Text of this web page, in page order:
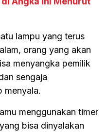
lampu yang terus
orang yang akan
menyangka pemilik
sengaja
menyala.
menggunakan timer
bisa dinyalakan